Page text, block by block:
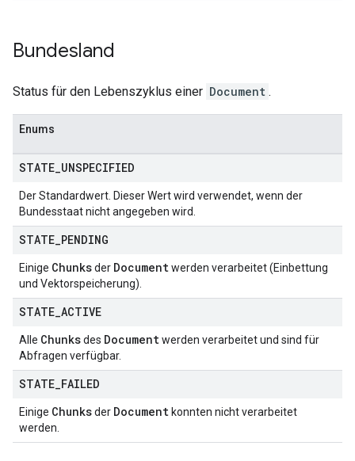
Bundesland
Status für den Lebenszyklus einer Document .
Enums
STATE UNSPECIFIED
Der Standardwert. Dieser Wert wird verwendet, wenn der
Bundesstaat nicht angegeben wird.
STATE PENDING
Einige Chunksder Documentwerden verarbeitet (Einbettung
und Vektorspeicherung).
STATE ACTIVE
Alle Chunksdes Documentwerden verarbeitet und sind für
Abfragen verfügbar.
STATE FAILED
Einige Chunksder Document konnten nicht verarbeitet
werden.